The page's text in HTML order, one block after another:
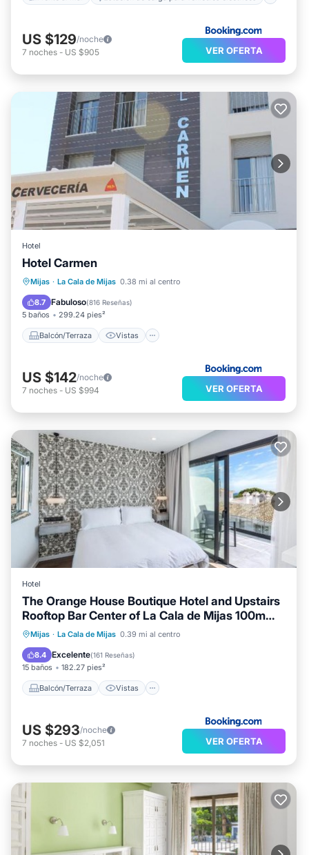
US $129/noche
7 noches - US $905 VER OFERTA
Hotel
Hotel Carmen
Mijas · La Cala de Mijas 0.38 mi al centro
8.7 Fabuloso(816 Reseñas)
5 baños 299.24 pies²
Balcón/Terraza Vistas
Balcón/Terraza
Vistas
Aire acondicionado
US $142/noche
7 noches - US $994 VER OFERTA
Hotel
The Orange House Boutique Hotel and Upstairs
Rooftop Bar Center of La Cala de Mijas 100m
from the Beach
Mijas · La Cala de Mijas 0.39 mi al centro
8.4 Excelente(161 Reseñas)
15 baños 182.27 pies²
Balcón/Terraza Vistas
Balcón/Terraza
Vistas
Aire acondicionado
US $293/noche
7 noches - US $2,051 VER OFERTA